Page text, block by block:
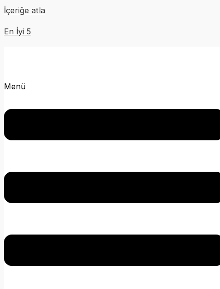
İçeriğe atla
En İyi 5
Menü